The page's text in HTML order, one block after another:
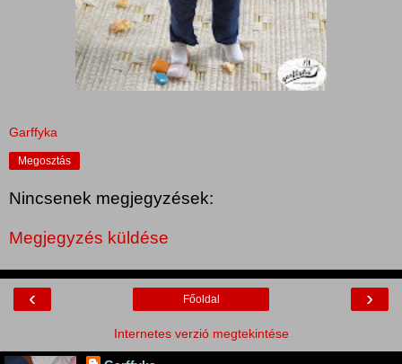
Garffyka
Megosztás
Nincsenek megjegyzések:
Megjegyzés küldése
‹ ›
Főoldal
Internetes verzió megtekintése